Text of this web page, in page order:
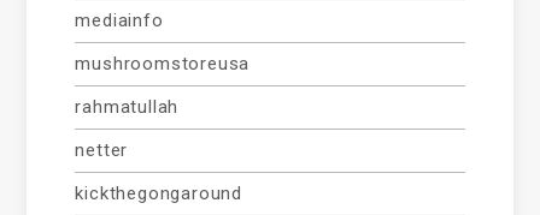
mediainfo
mushroomstoreusa
rahmatullah
netter
kickthegongaround